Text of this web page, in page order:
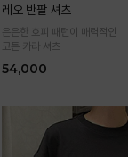
레오 반팔 셔츠
은은한 호피 패턴이 매력적인
코튼 카라 셔츠
54,000